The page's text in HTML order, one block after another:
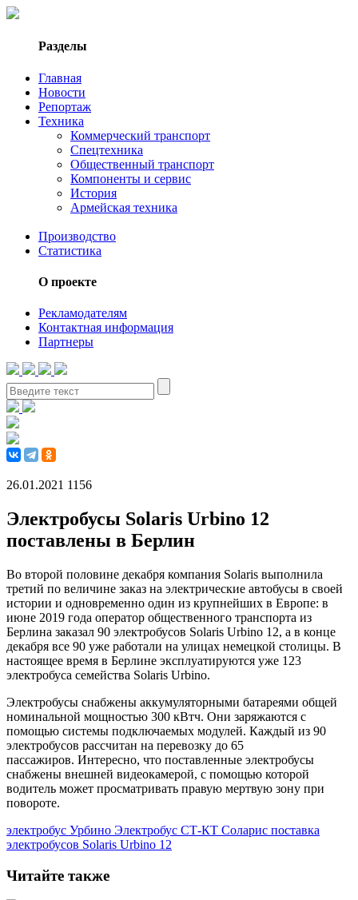
Разделы
Главная
Новости
Репортаж
Техника
Коммерческий транспорт
Спецтехника
Общественный транспорт
Компоненты и сервис
История
Армейская техника
Производство
Статистика
О проекте
Рекламодателям
Контактная информация
Партнеры
26.01.2021 1156
Электробусы Solaris Urbino 12
поставлены в Берлин
Во второй половине декабря компания Solaris выполнила
третий по величине заказ на электрические автобусы в своей
истории и одновременно один из крупнейших в Европе: в
июне 2019 года оператор общественного транспорта из
Берлина заказал 90 электробусов Solaris Urbino 12, а в конце
декабря все 90 уже работали на улицах немецкой столицы. В
настоящее время в Берлине эксплуатируются уже 123
электробуса семейства Solaris Urbino.
Электробусы снабжены аккумуляторными батареями общей
номинальной мощностью 300 кВтч. Они заряжаются с
помощью системы подключаемых модулей. Каждый из 90
электробусов рассчитан на перевозку до 65
пассажиров. Интересно, что поставленные электробусы
снабжены внешней видеокамерой, с помощью которой
водитель может просматривать правую мертвую зону при
повороте.
электробус Урбино Электробус СТ-КТ Соларис поставка
электробусов Solaris Urbino 12
Читайте также